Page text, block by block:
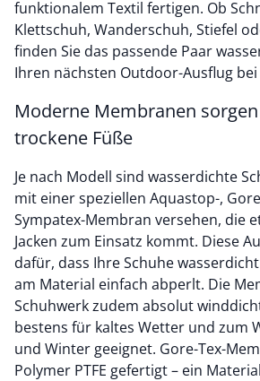
funktionalem Textil fertigen. Ob
Klettschuh, Wanderschuh, Stiefel
finden Sie das passende Paar
Ihren nächsten Outdoor-Ausflug
Moderne Membranen
trockene Füße
Je nach Modell sind wasserdichte
mit einer speziellen Aquastop-,
Sympatex-Membran versehen, die
Jacken zum Einsatz kommt. Diese
dafür, dass Ihre Schuhe
am Material einfach abperlt. Die
Schuhwerk zudem absolut
bestens für kaltes Wetter und zum
und Winter geeignet. Gore-Tex-
Polymer PTFE gefertigt – ein